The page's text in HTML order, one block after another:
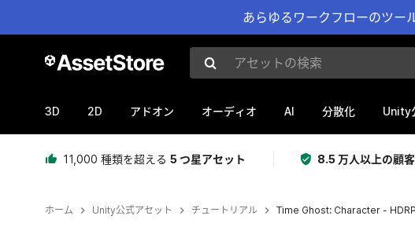
あらゆるワークフローのツー
アセットの検索
3D 2D アドオン オーディオ AI 分散化 Unity
11,000 種類を超える 5 つ星アセット 8.5 万人以上の顧客
ホーム Unity公式アセット チュートリアル Time Ghost: Character - HDRP